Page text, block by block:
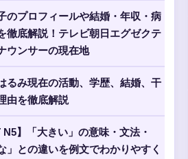
のプロフィールや結婚・年収・病
徹底解説！テレビ朝日エグゼクテ
ウンサーの現在地
るみ現在の活動、学歴、結婚、干
由を徹底解説
N5】「大きい」の意味・文法・
」との違いを例文でわかりやすく